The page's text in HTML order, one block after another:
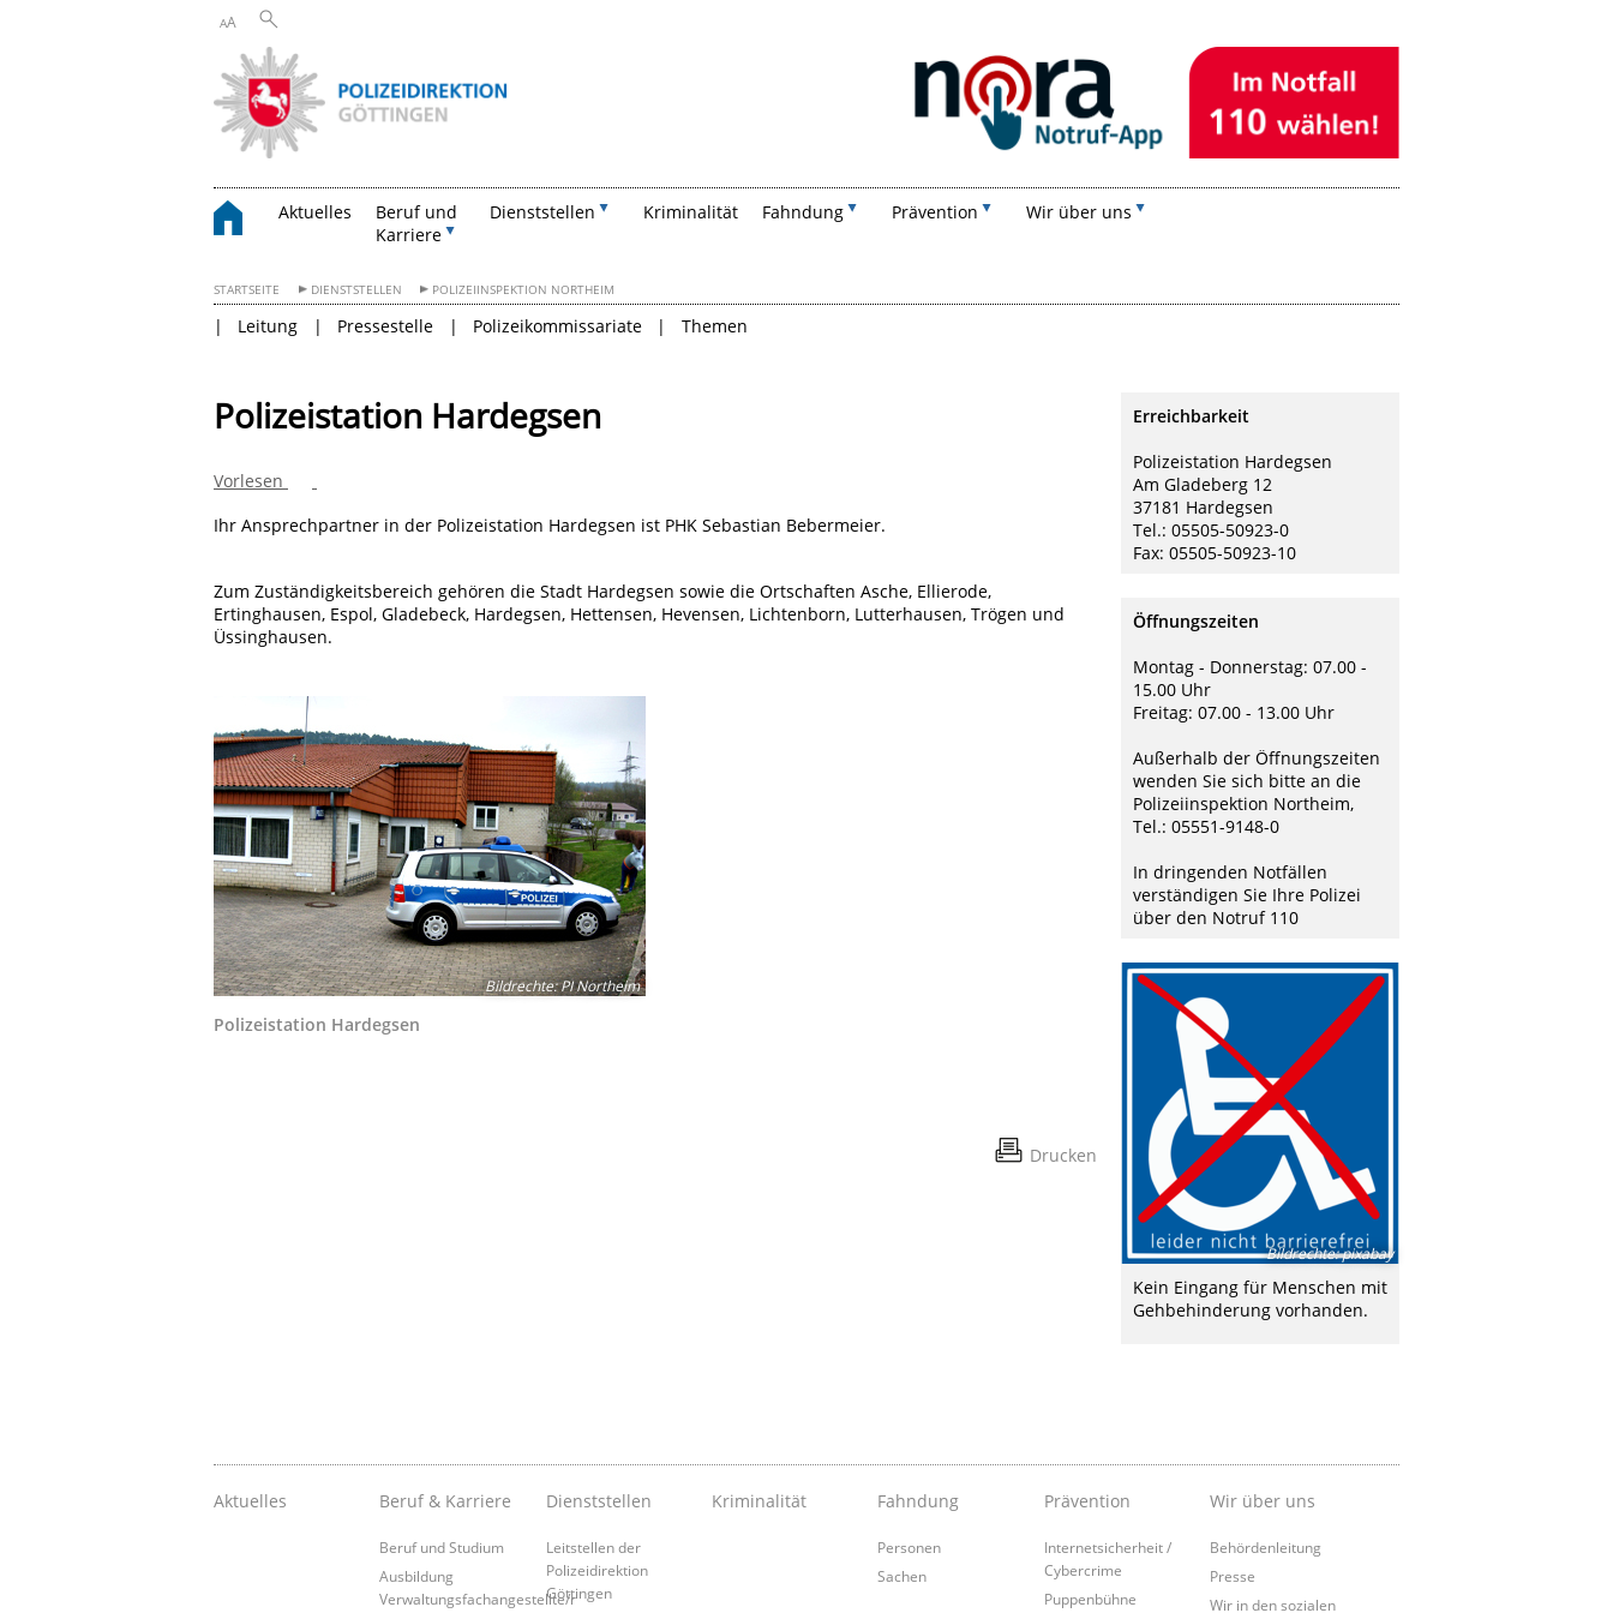
AA
Aktuelles
Beruf und
Karriere
Dienststellen Kriminalität Fahndung Prävention Wir über uns
STARTSEITE DIENSTSTELLEN POLIZEIINSPEKTION NORTHEIM
Leitung Pressestelle Polizeikommissariate Themen
Polizeistation Hardegsen
Vorlesen
Ihr Ansprechpartner in der Polizeistation Hardegsen ist PHK Sebastian Bebermeier.
Zum Zuständigkeitsbereich gehören die Stadt Hardegsen sowie die Ortschaften Asche, Ellierode,
Ertinghausen, Espol, Gladebeck, Hardegsen, Hettensen, Hevensen, Lichtenborn, Lutterhausen, Trögen und
Üssinghausen.
Bildrechte:PI Northeim
Polizeistation Hardegsen
Drucken
Erreichbarkeit
Polizeistation Hardegsen
Am Gladeberg 12
37181 Hardegsen
Tel.: 05505-50923-0
Fax: 05505-50923-10
Öffnungszeiten
Montag - Donnerstag: 07.00 -
15.00 Uhr
Freitag: 07.00 - 13.00 Uhr
Außerhalb der Öffnungszeiten
wenden Sie sich bitte an die
Polizeiinspektion Northeim,
Tel.: 05551-9148-0
In dringenden Notfällen
verständigen Sie Ihre Polizei
über den Notruf 110
Bildrechte:pixabay
Kein Eingang für Menschen mit
Gehbehinderung vorhanden.
Aktuelles Beruf & Karriere
Beruf und Studium
Ausbildung
Verwaltungsfachangestellte/r
Dienststellen
Leitstellen der
Polizeidirektion
Göttingen
Kriminalität Fahndung
Personen
Sachen
Prävention
Internetsicherheit /
Cybercrime
Puppenbühne
Wir über uns
Behördenleitung
Presse
Wir in den sozialen